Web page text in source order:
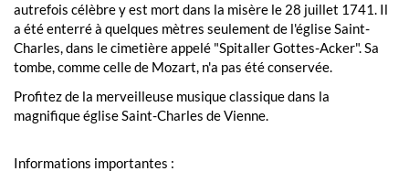
autrefois célèbre y est mort dans la misère le 28 juillet 1741. Il
a été enterré à quelques mètres seulement de l'église Saint-
Charles, dans le cimetière appelé "Spitaller Gottes-Acker". Sa
tombe, comme celle de Mozart, n'a pas été conservée.
Profitez de la merveilleuse musique classique dans la
magnifique église Saint-Charles de Vienne.
Informations importantes :